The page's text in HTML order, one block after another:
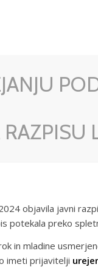
objavila javni
potekala preko
in mladine
imeti prijavitelji